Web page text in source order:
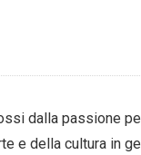
dalla passione
e della cultura in